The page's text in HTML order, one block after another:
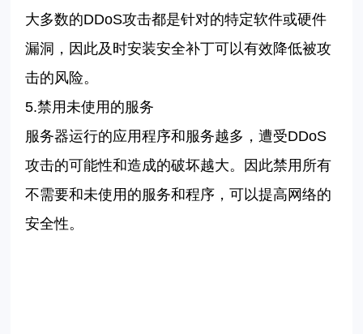
大多数的DDoS攻击都是针对的特定软件或硬件
漏洞，因此及时安装安全补丁可以有效降低被攻
击的风险。
5.禁用未使用的服务
服务器运行的应用程序和服务越多，遭受DDoS
攻击的可能性和造成的破坏越大。因此禁用所有
不需要和未使用的服务和程序，可以提高网络的
安全性。